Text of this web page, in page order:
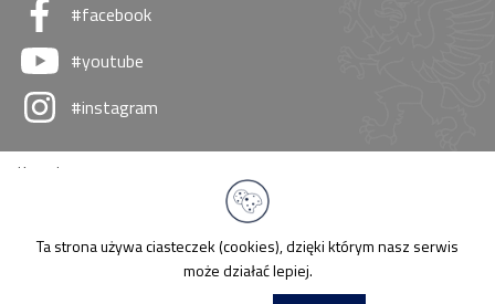
#facebook
#youtube
#instagram
Kontakt
Deklaracja dostępności
Ta strona używa ciasteczek (cookies), dzięki którym nasz serwis
może działać lepiej.